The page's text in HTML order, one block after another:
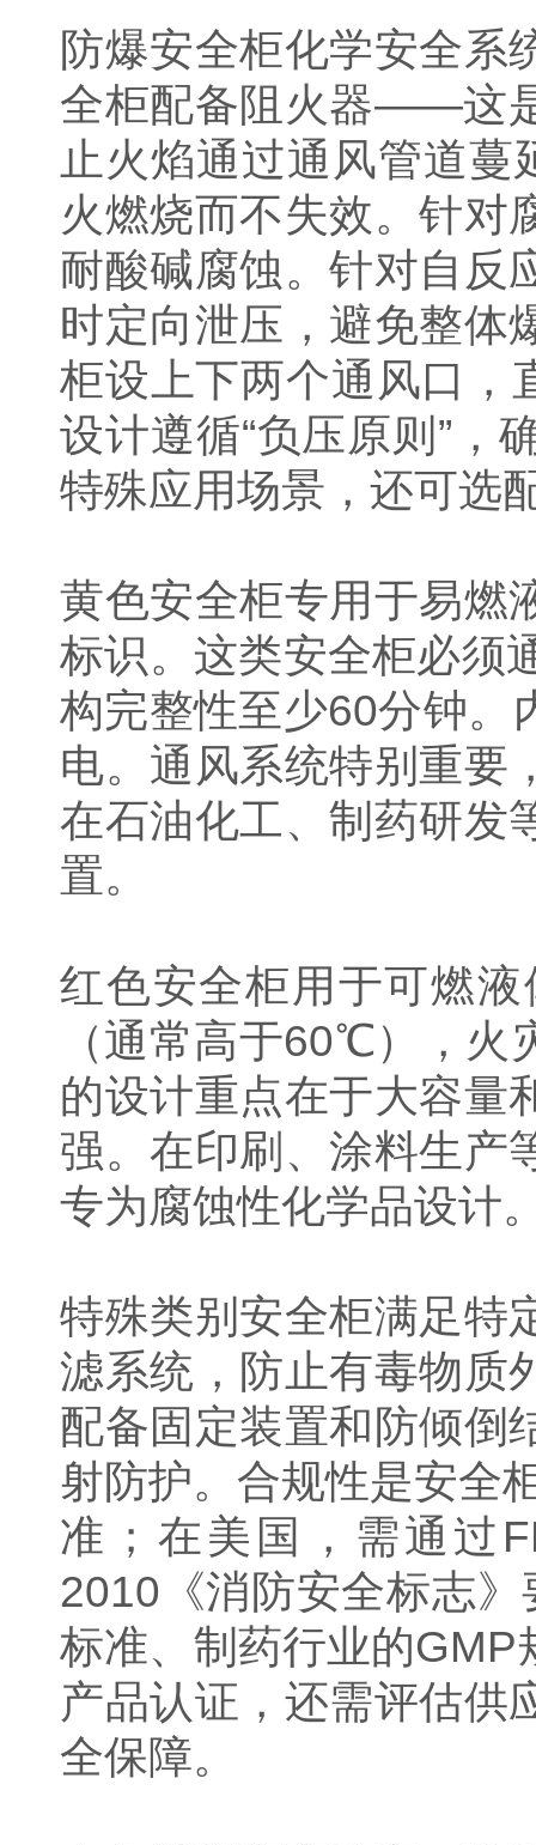
防爆安全柜化学安全系
全柜配备阻火器——这
止火焰通过通风管道
火燃烧而不失效。针对
耐酸碱腐蚀。针对自反
时定向泄压，避免整体
柜设上下两个通风口，
设计遵循“负压原则”，
特殊应用场景，还可选
黄色安全柜专用于易燃
标识。这类安全柜必须
构完整性至少60分钟。
电。通风系统特别重要
在石油化工、制药研发
置。
红色安全柜用于可燃
（通常高于60℃），火
的设计重点在于大容量
强。在印刷、涂料生产
专为腐蚀性化学品设计
特殊类别安全柜满足特
滤系统，防止有毒物质
配备固定装置和防倾倒
射防护。合规性是安全
准；在美国，需通过
2010《消防安全标志
标准、制药行业的
产品认证，还需评估供
全保障。